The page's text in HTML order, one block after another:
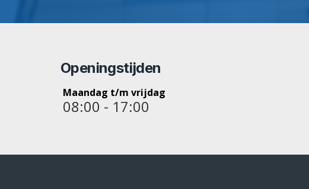
Openingstijden
Maandag t/m vrijdag
08:00 - 17:00